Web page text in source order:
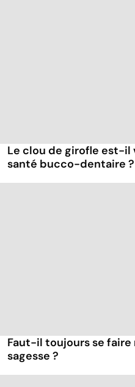
Le clou de girofle est-il
santé bucco-dentaire ?
Faut-il toujours se
sagesse ?